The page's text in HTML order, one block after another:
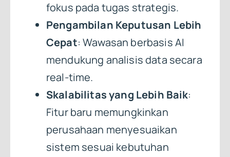
fokus pada tugas strategis.
Pengambilan Keputusan Lebih
Cepat: Wawasan berbasis AI
mendukung analisis data secara
real-time.
Skalabilitas yang Lebih Baik:
Fitur baru memungkinkan
perusahaan menyesuaikan
sistem sesuai kebutuhan